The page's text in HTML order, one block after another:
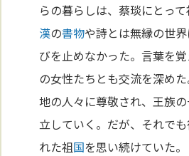
らの暮らしは、蔡琰にとって
漢の書物や詩とは無縁の世
びを止めなかった。言葉を
の女性たちとも交流を深め
地の人々に尊敬され、王族
立していく。だが、それで
れた祖国を思い続けていた。